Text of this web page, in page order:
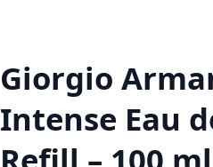
Giorgio
Intense Eau